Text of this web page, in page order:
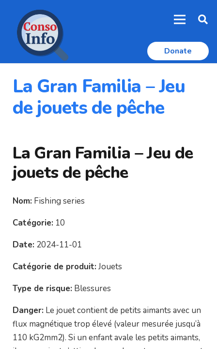
Donate
La Gran Familia – Jeu
de jouets de pêche
La Gran Familia – Jeu de
jouets de pêche
Nom: Fishing series
Catégorie: 10
Date: 2024-11-01
Catégorie de produit: Jouets
Type de risque: Blessures
Danger: Le jouet contient de petits aimants avec un
flux magnétique trop élevé (valeur mesurée jusqu’à
110 kG2mm2). Si un enfant avale les petits aimants,